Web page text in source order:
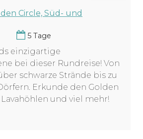
Circle, Süd- und
5 Tage
einzigartige
bei dieser Rundreise! Von
schwarze Strände bis zu
Erkunde den Golden
und viel mehr!